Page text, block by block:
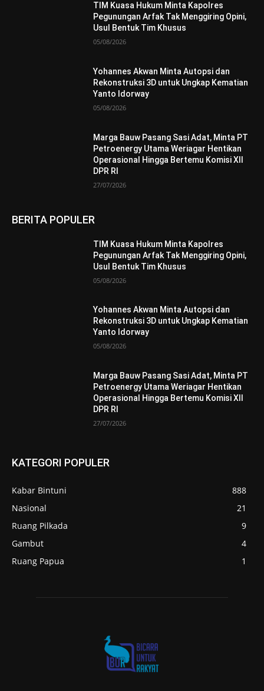
TIM Kuasa Hukum Minta Kapolres
Pegunungan Arfak Tak Menggiring Opini,
Usul Bentuk Tim Khusus
05/08/2026
Yohannes Akwan Minta Autopsi dan
Rekonstruksi 3D untuk Ungkap Kematian
Yanto Idorway
05/08/2026
Marga Bauw Pasang Sasi Adat, Minta PT
Petroenergy Utama Weriagar Hentikan
Operasional Hingga Bertemu Komisi XII
DPR RI
27/07/2026
BERITA POPULER
TIM Kuasa Hukum Minta Kapolres
Pegunungan Arfak Tak Menggiring Opini,
Usul Bentuk Tim Khusus
05/08/2026
Yohannes Akwan Minta Autopsi dan
Rekonstruksi 3D untuk Ungkap Kematian
Yanto Idorway
05/08/2026
Marga Bauw Pasang Sasi Adat, Minta PT
Petroenergy Utama Weriagar Hentikan
Operasional Hingga Bertemu Komisi XII
DPR RI
27/07/2026
KATEGORI POPULER
Kabar Bintuni
888
Nasional
21
Ruang Pilkada
9
Gambut
4
Ruang Papua
1